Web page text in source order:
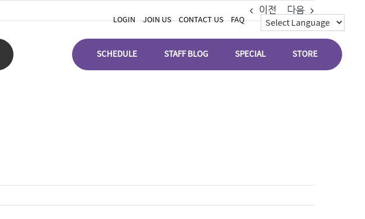
LOGIN JOIN US CONTACT US FAQ
SCHEDULE STAFF BLOG SPECIAL STORE
이전 다음